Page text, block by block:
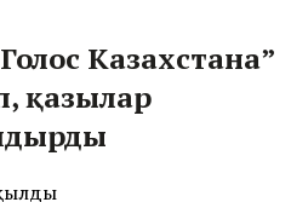
Казахстана”
қазылар